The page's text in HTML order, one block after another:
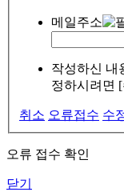
메일주소
작성하신 내
정하시려면
취소 오류접수 수
오류 접수 확인
닫기